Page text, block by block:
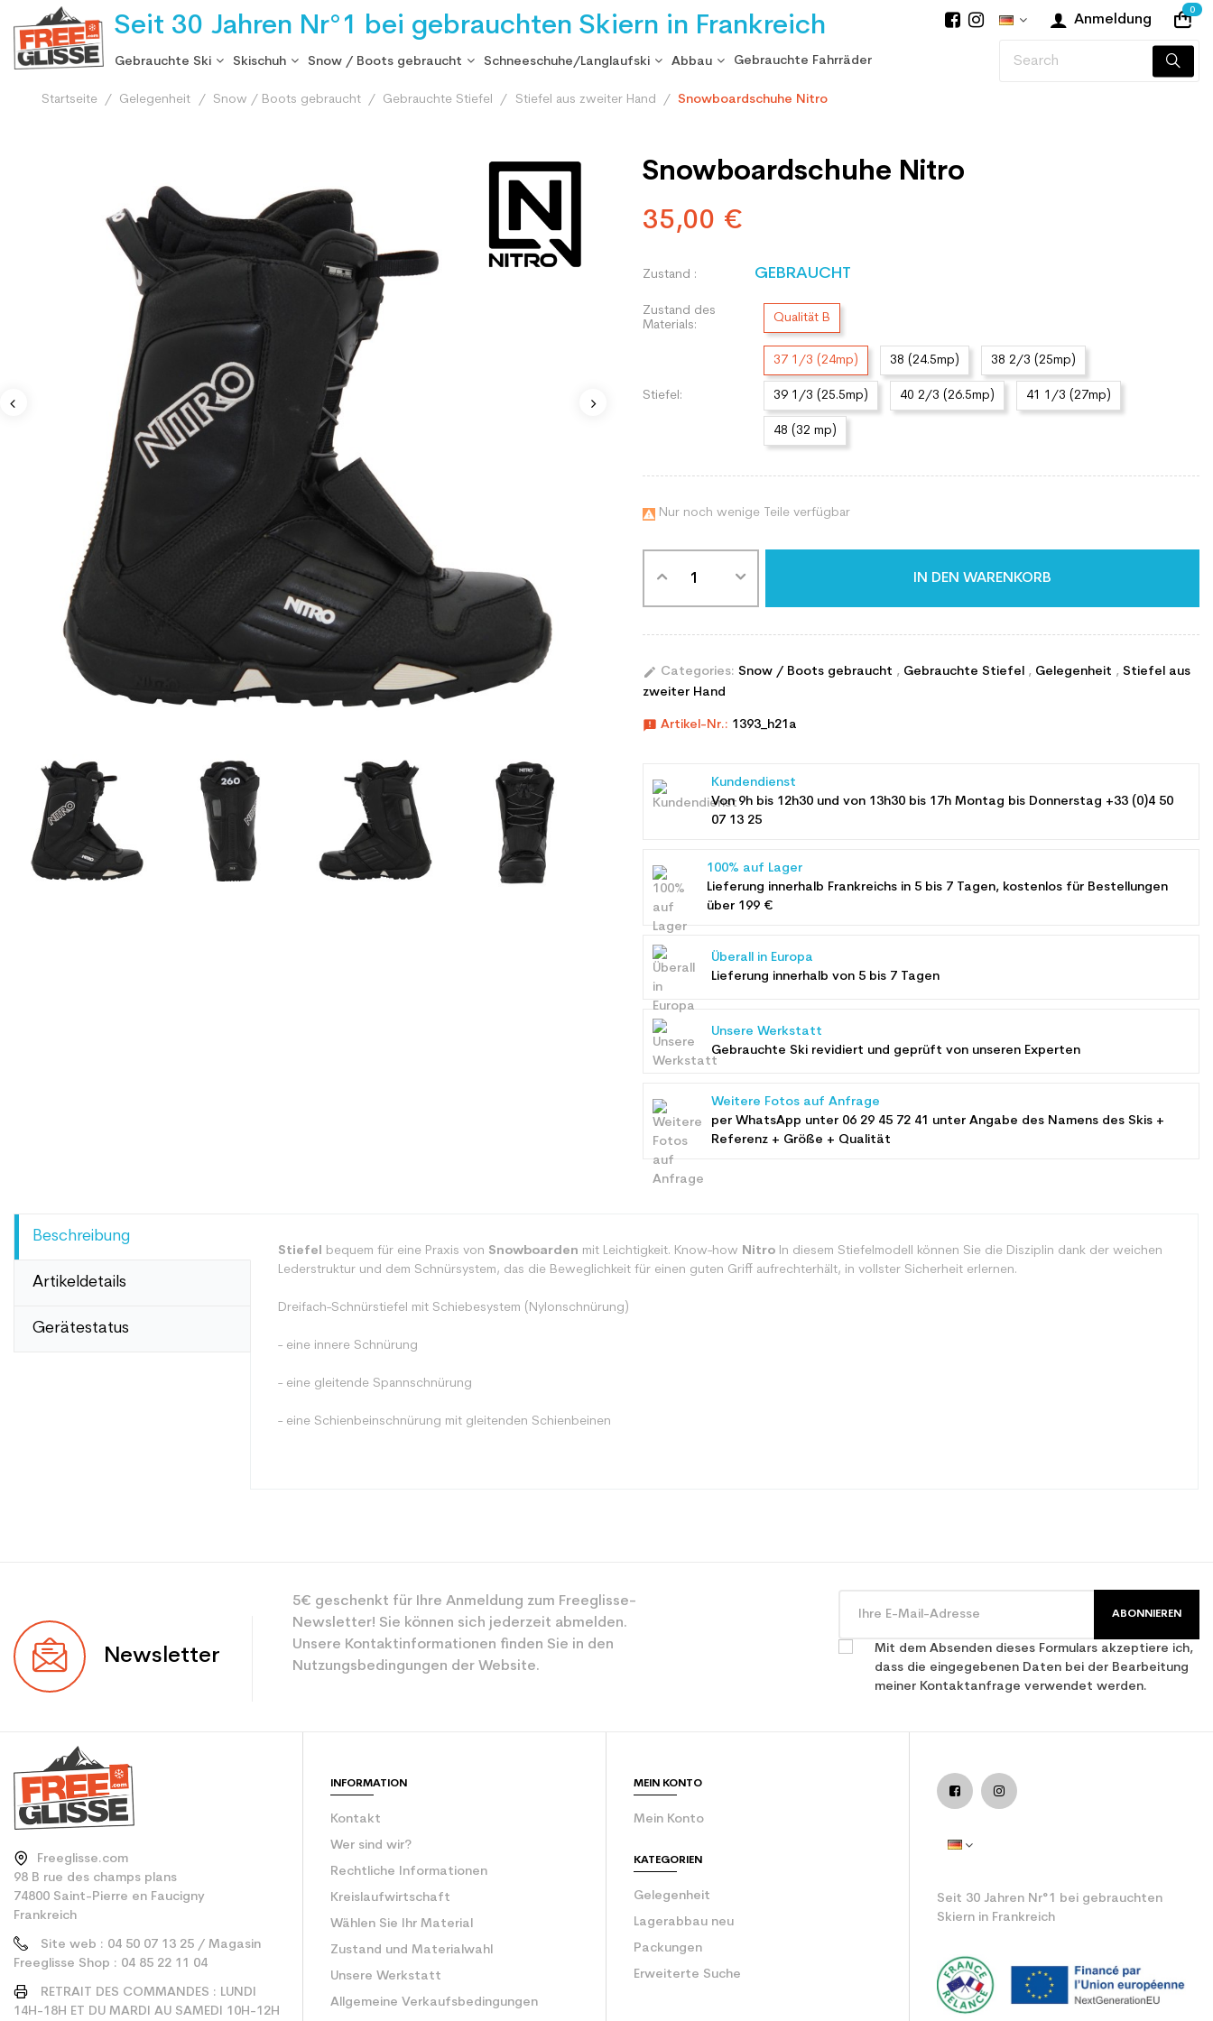
Seit 30 Jahren Nr°1 bei gebrauchten Skiern in Frankreich Anmeldung
0
Gebrauchte Ski Skischuh Snow / Boots gebraucht Schneeschuhe/Langlaufski Abbau Gebrauchte Fahrräder
Startseite Gelegenheit Snow / Boots gebraucht Gebrauchte Stiefel Stiefel aus zweiter Hand Snowboardschuhe Nitro
Snowboardschuhe Nitro
35,00 €
Zustand : GEBRAUCHT
Zustand des
Materials:
Qualität B
Stiefel:
37 1/3 (24mp) 38 (24.5mp) 38 2/3 (25mp)
39 1/3 (25.5mp) 40 2/3 (26.5mp) 41 1/3 (27mp)
48 (32 mp)
 Nur noch wenige Teile verfügbar
IN DEN WARENKORB
edit Categories: Snow / Boots gebraucht , Gebrauchte Stiefel , Gelegenheit , Stiefel aus
zweiter Hand
announcement Artikel-Nr.: 1393_h21a
Kundendienst
Von 9h bis 12h30 und von 13h30 bis 17h Montag bis Donnerstag +33 (0)4 50
07 13 25
100% auf Lager
Lieferung innerhalb Frankreichs in 5 bis 7 Tagen, kostenlos für Bestellungen
über 199 €
Überall in Europa
Lieferung innerhalb von 5 bis 7 Tagen
Unsere Werkstatt
Gebrauchte Ski revidiert und geprüft von unseren Experten
Weitere Fotos auf Anfrage
per WhatsApp unter 06 29 45 72 41 unter Angabe des Namens des Skis +
Referenz + Größe + Qualität
Beschreibung
Artikeldetails
Gerätestatus
Stiefel bequem für eine Praxis von Snowboarden mit Leichtigkeit. Know-how NitroIn diesem Stiefelmodell können Sie die Disziplin dank der weichen
Lederstruktur und dem Schnürsystem, das die Beweglichkeit für einen guten Griff aufrechterhält, in vollster Sicherheit erlernen.
Dreifach-Schnürstiefel mit Schiebesystem (Nylonschnürung)
- eine innere Schnürung
- eine gleitende Spannschnürung
- eine Schienbeinschnürung mit gleitenden Schienbeinen
Benutzer
Ebene
Newsletter
5€ geschenkt für Ihre Anmeldung zum Freeglisse-
Newsletter! Sie können sich jederzeit abmelden.
Unsere Kontaktinformationen finden Sie in den
Nutzungsbedingungen der Website.
ABONNIEREN
Mit dem Absenden dieses Formulars akzeptiere ich,
dass die eingegebenen Daten bei der Bearbeitung
meiner Kontaktanfrage verwendet werden.
Freeglisse.com
98 B rue des champs plans
74800 Saint-Pierre en Faucigny
Frankreich
Site web : 04 50 07 13 25 / Magasin
Freeglisse Shop : 04 85 22 11 04
RETRAIT DES COMMANDES : LUNDI
14H-18H ET DU MARDI AU SAMEDI 10H-12H
INFORMATION
Kontakt
Wer sind wir?
Rechtliche Informationen
Kreislaufwirtschaft
Wählen Sie Ihr Material
Zustand und Materialwahl
Unsere Werkstatt
Allgemeine Verkaufsbedingungen
MEIN KONTO
Mein Konto
KATEGORIEN
Gelegenheit
Lagerabbau neu
Packungen
Erweiterte Suche
Seit 30 Jahren Nr°1 bei gebrauchten
Skiern in Frankreich